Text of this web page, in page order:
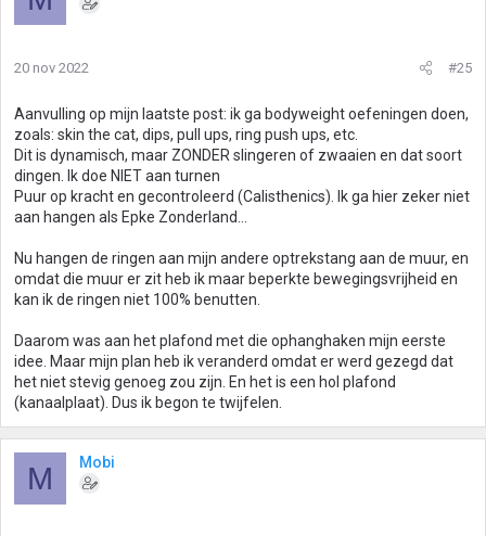
20 nov 2022 #25
Aanvulling op mijn laatste post: ik ga bodyweight oefeningen doen,
zoals: skin the cat, dips, pull ups, ring push ups, etc.
Dit is dynamisch, maar ZONDER slingeren of zwaaien en dat soort
dingen. Ik doe NIET aan turnen
Puur op kracht en gecontroleerd (Calisthenics). Ik ga hier zeker niet
aan hangen als Epke Zonderland...
Nu hangen de ringen aan mijn andere optrekstang aan de muur, en
omdat die muur er zit heb ik maar beperkte bewegingsvrijheid en
kan ik de ringen niet 100% benutten.
Daarom was aan het plafond met die ophanghaken mijn eerste
idee. Maar mijn plan heb ik veranderd omdat er werd gezegd dat
het niet stevig genoeg zou zijn. En het is een hol plafond
(kanaalplaat). Dus ik begon te twijfelen.
M Mobi